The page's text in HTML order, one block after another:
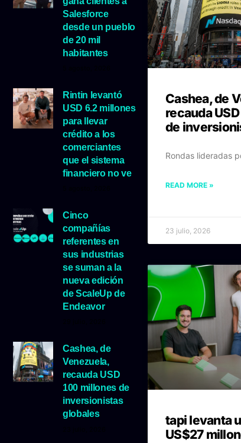
Salesforce
desde un pueblo
de 20 mil
habitantes
Rintin levantó
USD 6.2 millones
para llevar
crédito a los
comerciantes
que el sistema
financiero no ve
Cinco
compañías
referentes en
sus industrias
se suman a la
nueva edición
de ScaleUp de
Endeavor
Cashea, de
Venezuela,
recauda USD
100 millones de
inversionistas
globales
Cashea, de
recauda
de
Rondas lideradas
READ MORE »
23 julio, 2026
tapi levanta
US$27